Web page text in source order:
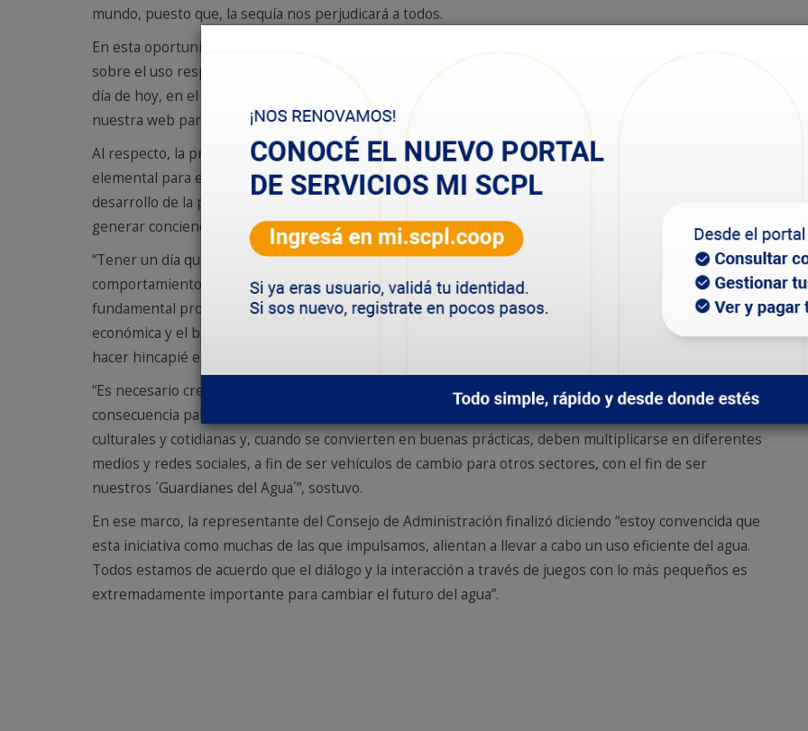
mundo, puesto que, la sequía nos perjudicará a todos.
En esta oportunidad, la Sociedad Cooperativa Popular Limitada propuso algunas actividades didácticas
sobre el uso responsable de agua, destinadas a los más chicos que se entregarán en el transcurso del
día de hoy, en el salón comercial de San Martín 1641. Asimismo, las actividades estarán disponibles en
nuestra web para descargarlas en el siguiente link: http://bit.ly/3NeD0di .
Al respecto, la presidente de la Cooperativa Anabella Cardillo, expresó que “el agua es un derecho
elemental para el desarrollo de cualquier vida. Entender la importancia del agua en la calidad y
desarrollo de la población y el medioambiente es fundamental. Hoy más que nunca, es imprescindible
generar conciencia sobre la importancia de este recurso”.
“Tener un día que invite a profundizar y reflexionar acerca de nuestro propio consumo y
comportamiento, nos permitirá encontrar formas para cuidar este recurso tan valioso. Resulta
fundamental promover la comprensión de toda la sociedad, de cuánto influye en la productividad
económica y el bienestar social el desarrollo de los recursos hídricos”, valoró Cardillo y aprovechó para
hacer hincapié en el rol que cumplen las futuras generaciones.
“Es necesario crear conciencia, educar y desarrollar acciones para hacer que niños y jóvenes actúen en
consecuencia para reducir la demanda de agua. Estas acciones comienzan con actividades sociales,
culturales y cotidianas y, cuando se convierten en buenas prácticas, deben multiplicarse en diferentes
medios y redes sociales, a fin de ser vehículos de cambio para otros sectores, con el fin de ser
nuestros ´Guardianes del Agua´”, sostuvo.
En ese marco, la representante del Consejo de Administración finalizó diciendo “estoy convencida que
esta iniciativa como muchas de las que impulsamos, alientan a llevar a cabo un uso eficiente del agua.
Todos estamos de acuerdo que el diálogo y la interacción a través de juegos con lo más pequeños es
extremadamente importante para cambiar el futuro del agua”.